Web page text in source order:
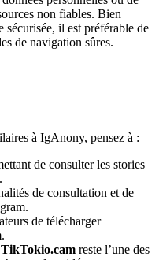
non fiables. Bien
il est préférable de
de navigation sûres.
à IgAnony, pensez à :
de consulter les stories
de consultation et de
de télécharger
TikTokio.cam reste l’une des